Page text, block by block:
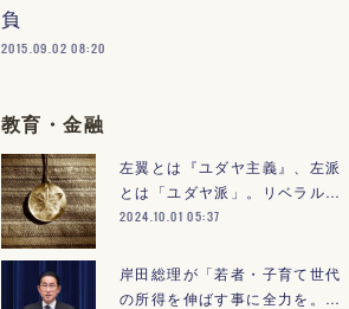
負
2015.09.02 08:20
教育・金融
左翼とは『ユダヤ主義』、左派
とは「ユダヤ派」。リベラル…
2024.10.01 05:37
岸田総理が「若者・子育て世代
の所得を伸ばす事に全力を。…